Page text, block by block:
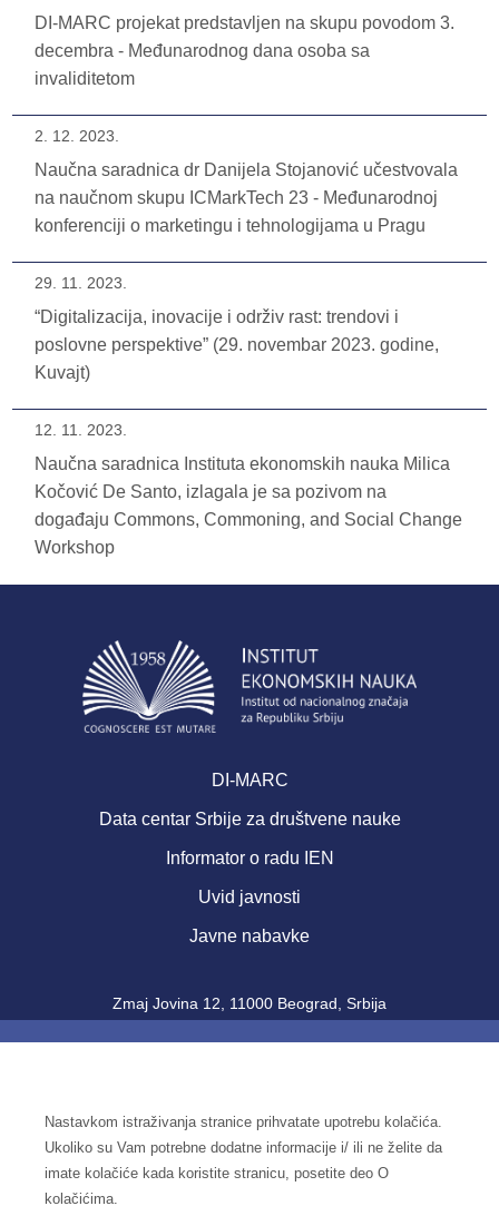
Nastavkom istraživanja stranice prihvatate upotrebu kolačića.
Ukoliko su Vam potrebne dodatne informacije i/ ili ne želite da
imate kolačiće kada koristite stranicu, posetite deo O
kolačićima.
DI-MARC projekat predstavljen na skupu povodom 3.
decembra - Međunarodnog dana osoba sa
invaliditetom
2. 12. 2023.
Naučna saradnica dr Danijela Stojanović učestvovala
na naučnom skupu ICMarkTech 23 - Međunarodnoj
konferenciji o marketingu i tehnologijama u Pragu
29. 11. 2023.
“Digitalizacija, inovacije i održiv rast: trendovi i
poslovne perspektive” (29. novembar 2023. godine,
Kuvajt)
12. 11. 2023.
Naučna saradnica Instituta ekonomskih nauka Milica
Kočović De Santo, izlagala je sa pozivom na
događaju Commons, Commoning, and Social Change
Workshop
DI-MARC
Data centar Srbije za društvene nauke
Informator o radu IEN
Uvid javnosti
Javne nabavke
Zmaj Jovina 12, 11000 Beograd, Srbija
Šifra delatnosti: 7220
PIB: 100039204